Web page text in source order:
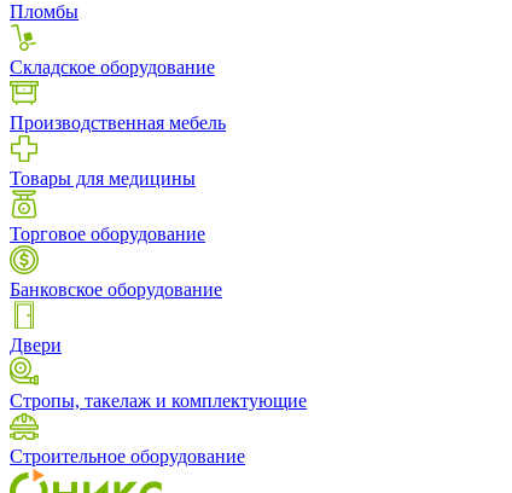
Пломбы
Складское оборудование
Производственная мебель
Товары для медицины
Торговое оборудование
Банковское оборудование
Двери
Стропы, такелаж и комплектующие
Строительное оборудование